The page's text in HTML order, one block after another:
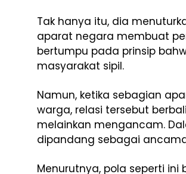
Tak hanya itu, dia
aparat negara membuat
bertumpu pada prinsip
masyarakat sipil.
Namun, ketika sebagian
warga, relasi tersebut
melainkan mengancam.
dipandang sebagai
Menurutnya, pola seperti